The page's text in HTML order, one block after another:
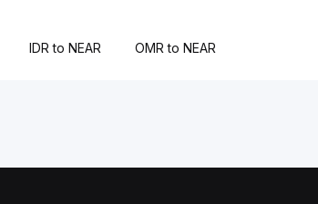
IDR to NEAR OMR to NEAR